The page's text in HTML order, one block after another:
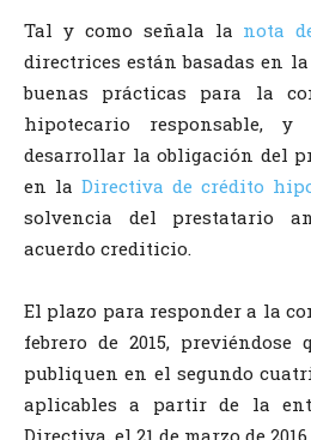
Tal y como señala la nota
directrices están basadas en la
buenas prácticas para la
hipotecario responsable,
desarrollar la obligación del
en la Directiva de crédito
solvencia del prestatario
acuerdo crediticio.
El plazo para responder a la
febrero de 2015,
publiquen en el segundo
aplicables a partir de la
Directiva, el 21 de marzo de 2016.